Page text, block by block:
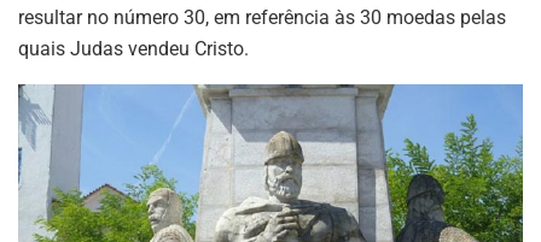
resultar no número 30, em referência às 30 moedas pelas
quais Judas vendeu Cristo.